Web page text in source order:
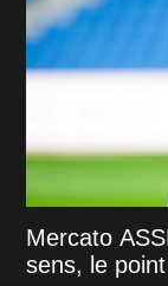
Mercato
sens, le